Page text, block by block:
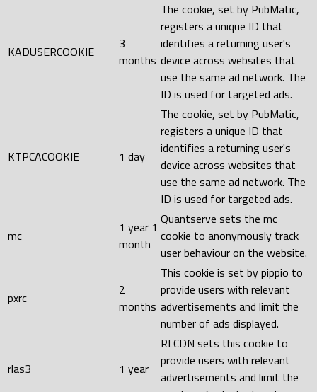
KADUSERCOOKIE
3
months
The cookie, set by PubMatic,
registers a unique ID that
identifies a returning user's
device across websites that
use the same ad network. The
ID is used for targeted ads.
KTPCACOOKIE 1 day
The cookie, set by PubMatic,
registers a unique ID that
identifies a returning user's
device across websites that
use the same ad network. The
ID is used for targeted ads.
mc
1 year 1
month
Quantserve sets the mc
cookie to anonymously track
user behaviour on the website.
pxrc
2
months
This cookie is set by pippio to
provide users with relevant
advertisements and limit the
number of ads displayed.
rlas3 1 year
RLCDN sets this cookie to
provide users with relevant
advertisements and limit the